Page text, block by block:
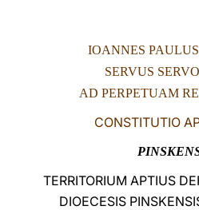
IOANNES
SERVUS
AD PERPETUAM
CONSTITUTIO
TERRITORIUM APTIUS
DIOECESIS